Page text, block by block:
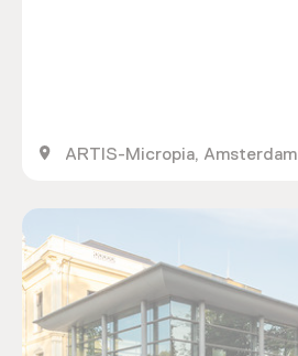
ARTIS-Micropia, Amsterdam